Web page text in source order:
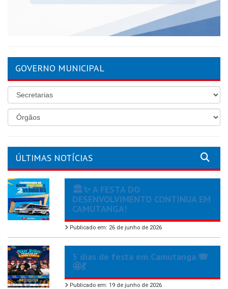
GOVERNO MUNICIPAL
ÚLTIMAS NOTÍCIAS
🏛️✨ A FESTA DO
DESENVOLVIMENTO CONTINUA EM
CAMUTANGA!
Publicado em: 26 de junho de 2026
5 dias de festa em Camutanga 🪗
🤩💃
Publicado em: 19 de junho de 2026